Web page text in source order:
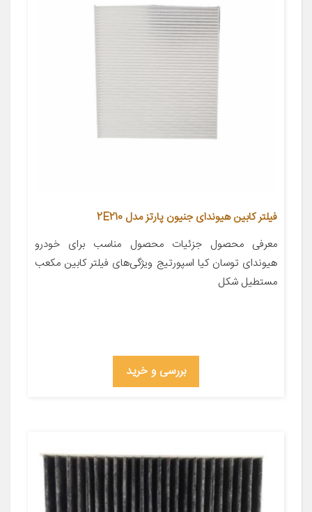
فیلتر کابین هیوندای جنیون پارتز مدل 2E210
معرفی محصول جزئیات محصول مناسب برای خودرو
هیوندای توسان کیا اسپورتیج ویژگی‌های فیلتر کابین مکعب
مستطیل شکل
بررسی و خرید